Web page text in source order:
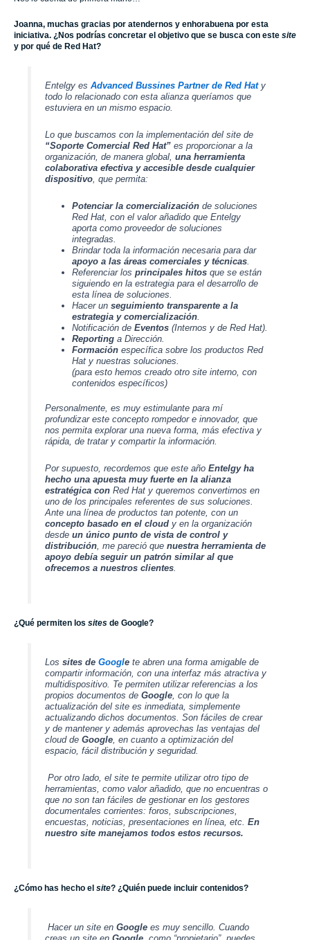
Joanna, muchas gracias por atendernos y enhorabuena por esta
iniciativa. ¿Nos podrías concretar el objetivo que se busca con este site
y por qué de Red Hat?
Entelgyes Advanced Bussines Partner de Red Hat y
todo lo relacionado con esta alianza queríamos que
estuviera en un mismo espacio.
Lo que buscamos con la implementación del site de
“Soporte Comercial Red Hat”es proporcionar a la
organización, de manera global, una herramienta
colaborativa efectiva y accesible desde cualquier
dispositivo, que permita:
Potenciar la comercialización de soluciones
Red Hat , con el valor añadido queEntelgy
aporta como proveedor de soluciones
integradas.
Brindar toda la información necesaria para dar
apoyo a las áreas comerciales y técnicas
Referenciar losprincipales hitos que se están
siguiendo en la estrategia para el desarrollo de
esta línea de soluciones.
Hacer unseguimiento transparente a la
estrategia y comercialización
Notificación deEventos (Internos y deRed Hat).
Reporting a Dirección.
Formación específica sobre los productos Red
Hat y nuestras soluciones.
(para esto hemos creado otro site interno, con
contenidos específicos)
Personalmente, es muy estimulante para mí
profundizar este concepto rompedor e innovador, que
nos permita explorar una nueva forma, más efectiva y
rápida, de tratar y compartir la información.
Por supuesto, recordemos que este año Entelgyha
hecho una apuesta muy fuerte en la alianza
estratégica con Red Haty queremos convertirnos en
uno de los principales referentes de sus soluciones.
Ante una línea de productos tan potente, con un
concepto basado en el cloudy en la organización
desde un único punto de vista de control y
distribución, me pareció que nuestra herramienta de
apoyo debía seguir un patrón similar al que
ofrecemos a nuestros clientes.
¿Qué permiten los sites de Google?
Los sites de Googlete abren una forma amigable de
compartir información, con una interfaz más atractiva y
multidispositivo. Te permiten utilizar referencias a los
propios documentos de Google, con lo que la
actualización del site es inmediata, simplemente
actualizando dichos documentos. Son fáciles de crear
y de mantener y además aprovechas las ventajas del
cloud de Google, en cuanto a optimización del
espacio, fácil distribución y seguridad.
Por otro lado, el site te permite utilizar otro tipo de
herramientas, como valor añadido, que no encuentras o
que no son tan fáciles de gestionar en los gestores
documentales corrientes: foros, subscripciones,
encuestas, noticias, presentaciones en línea, etc. En
nuestro site manejamos todos estos recursos.
¿Cómo has hecho el site? ¿Quién puede incluir contenidos?
Hacer un site en Googlees muy sencillo. Cuando